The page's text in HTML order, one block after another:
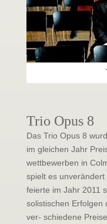
Trio Opus 8
Das Trio Opus 8
im gleichen Jahr
wettbewerben in
spielt es
feierte im Jahr 2011
solistischen Erfolgen
ver- schiedene